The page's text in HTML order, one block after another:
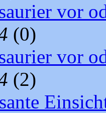
vor
(0)
vor
(2)